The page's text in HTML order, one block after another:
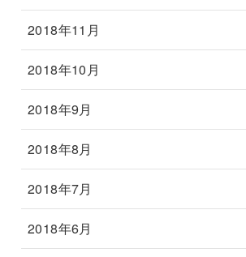
2018年11月
2018年10月
2018年9月
2018年8月
2018年7月
2018年6月